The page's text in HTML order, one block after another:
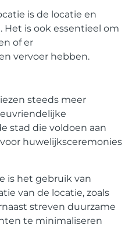
is de locatie en
Het is ook essentieel om
of er
vervoer hebben.
steeds meer
stad die voldoen aan
huwelijksceremonies
is het gebruik van
van de locatie, zoals
streven duurzame
te minimaliseren